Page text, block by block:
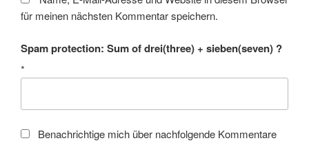
für meinen nächsten Kommentar speichern.
Spam protection: Sum of drei(three) + sieben(seven) ?
*
Benachrichtige mich über nachfolgende Kommentare